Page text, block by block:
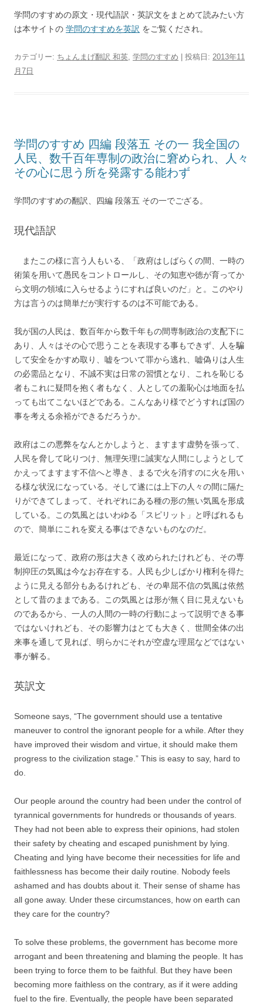
学問のすすめの原文・現代語訳・英訳文をまとめて読みたい方
は本サイトの 学問のすすめを英訳 をご覧くだされ。
カテゴリー: ちょんまげ翻訳 和英, 学問のすすめ | 投稿日: 2013年11
月7日
学問のすすめ 四編 段落五 その一 我全国の
人民、数千百年専制の政治に窘められ、人々
その心に思う所を発露する能わず
学問のすすめの翻訳、四編 段落五 その一でござる。
現代語訳
またこの様に言う人もいる、「政府はしばらくの間、一時の
術策を用いて愚民をコントロールし、その知恵や徳が育ってか
ら文明の領域に入らせるようにすれば良いのだ」と。このやり
方は言うのは簡単だが実行するのは不可能である。
我が国の人民は、数百年から数千年もの間専制政治の支配下に
あり、人々はその心で思うことを表現する事もできず、人を騙
して安全をかすめ取り、嘘をついて罪から逃れ、嘘偽りは人生
の必需品となり、不誠不実は日常の習慣となり、これを恥じる
者もこれに疑問を抱く者もなく、人としての羞恥心は地面を払
っても出てこないほどである。こんなあり様でどうすれば国の
事を考える余裕ができるだろうか。
政府はこの悪弊をなんとかしようと、ますます虚勢を張って、
人民を脅して叱りつけ、無理矢理に誠実な人間にしようとして
かえってますます不信へと導き、まるで火を消すのに火を用い
る様な状況になっている。そして遂には上下の人々の間に隔た
りができてしまって、それぞれにある種の形の無い気風を形成
している。この気風とはいわゆる「スピリット」と呼ばれるも
ので、簡単にこれを変える事はできないものなのだ。
最近になって、政府の形は大きく改められたけれども、その専
制抑圧の気風は今なお存在する。人民も少しばかり権利を得た
ように見える部分もあるけれども、その卑屈不信の気風は依然
として昔のままである。この気風とは形が無く目に見えないも
のであるから、一人の人間の一時の行動によって説明できる事
ではないけれども、その影響力はとても大きく、世間全体の出
来事を通して見れば、明らかにそれが空虚な理屈などではない
事が解る。
英訳文
Someone says, “The government should use a tentative
maneuver to control the ignorant people for a while. After they
have improved their wisdom and virtue, it should make them
progress to the civilization stage.” This is easy to say, hard to
do.
Our people around the country had been under the control of
tyrannical governments for hundreds or thousands of years.
They had not been able to express their opinions, had stolen
their safety by cheating and escaped punishment by lying.
Cheating and lying have become their necessities for life and
faithlessness has become their daily routine. Nobody feels
ashamed and has doubts about it. Their sense of shame has
all gone away. Under these circumstances, how on earth can
they care for the country?
To solve these problems, the government has become more
arrogant and been threatening and blaming the people. It has
been trying to force them to be faithful. But they have been
becoming more faithless on the contrary, as if it were adding
fuel to the fire. Eventually, the people have been separated